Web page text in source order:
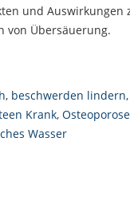
und
von Übersäuerung.
, beschwerden lindern,
Krank, Osteoporose
Wasser